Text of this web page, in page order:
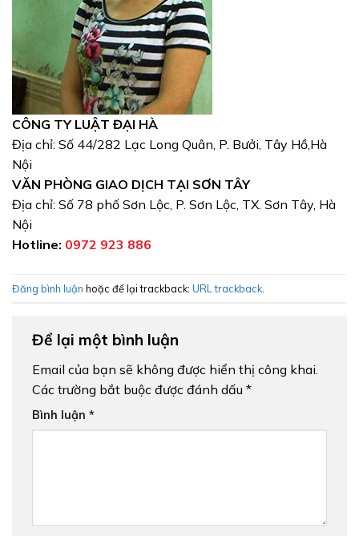
CÔNG TY LUẬT ĐẠI HÀ
Địa chỉ: Số 44/282 Lạc Long Quân, P. Bưởi, Tây Hồ,Hà
Nội
VĂN PHÒNG GIAO DỊCH TẠI SƠN TÂY
Địa chỉ: Số 78 phố Sơn Lộc, P. Sơn Lộc, TX. Sơn Tây, Hà
Nội
Hotline: 0972 923 886
Đăng bình luận hoặc để lại trackback: URL trackback
Để lại một bình luận
Email của bạn sẽ không được hiển thị công khai.
Các trường bắt buộc được đánh dấu *
Bình luận *